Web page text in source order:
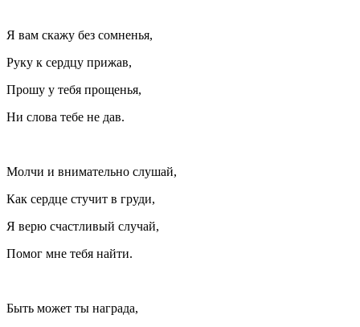
Я вам скажу без сомненья,
Руку к сердцу прижав,
Прошу у тебя прощенья,
Ни слова тебе не дав.
Молчи и внимательно слушай,
Как сердце стучит в груди,
Я верю счастливый случай,
Помог мне тебя найти.
Быть может ты награда,